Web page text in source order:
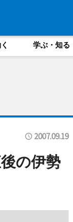
学ぶ・知る
2007.09.19
の伊勢